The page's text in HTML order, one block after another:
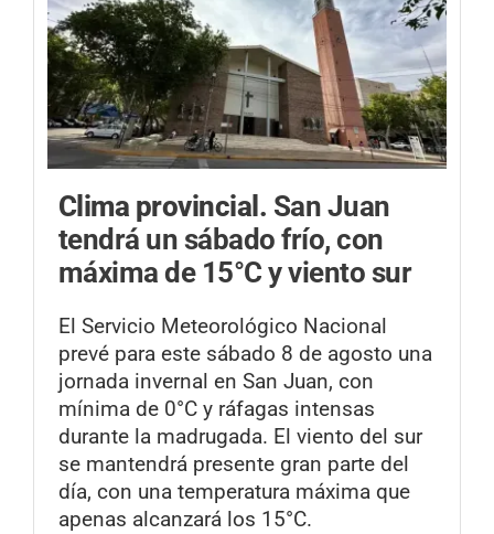
Clima provincial. San Juan
tendrá un sábado frío, con
máxima de 15°C y viento sur
El Servicio Meteorológico Nacional
prevé para este sábado 8 de agosto una
jornada invernal en San Juan, con
mínima de 0°C y ráfagas intensas
durante la madrugada. El viento del sur
se mantendrá presente gran parte del
día, con una temperatura máxima que
apenas alcanzará los 15°C.